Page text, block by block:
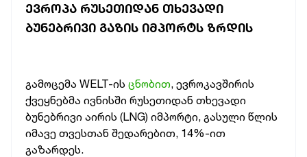
ᲔᲕᲠᲝᲞᲐ ᲠᲣᲡᲔᲗᲘᲓᲐᲜ ᲗᲮᲔᲕᲐᲓᲘ
ᲑᲣᲜᲔᲑᲠᲘᲕᲘ ᲒᲐᲖᲘᲡ ᲘᲛᲞᲝᲠᲢᲡ ᲖᲠᲓᲘᲡ
გამოცემა WELT-ის ცნობით, ევროკავშირის
ქვეყნებმა ივნისში რუსეთიდან თხევადი
ბუნებრივი აირის (LNG) იმპორტი, გასული წლის
იმავე თვესთან შედარებით, 14%-ით
გაზარდეს.